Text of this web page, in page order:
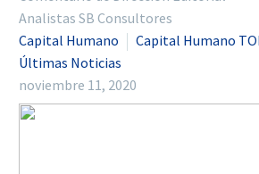
Analistas SB Consultores
Capital Humano
Capital Humano
Últimas Noticias
noviembre 11, 2020